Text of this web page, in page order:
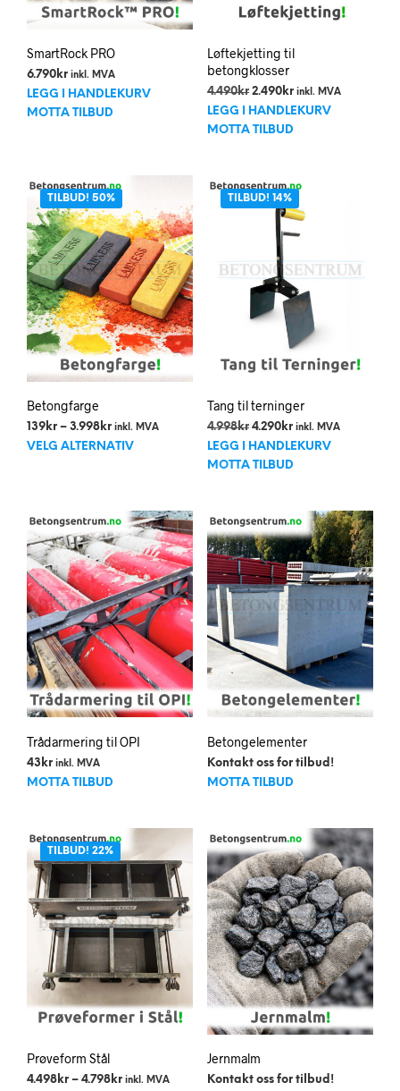
SmartRock PRO
6.790 kr inkl. MVA
LEGG I HANDLEKURV
MOTTA TILBUD
Løftekjetting til
betongklosser
4.490kr Opprinnelig
pris
var:
2.490krNåværende
pris
er:
inkl. MVA
LEGG I HANDLEKURV
MOTTA TILBUD
TILBUD! 50%
Betongfarge
139 kr – 3.998 krPrisområde:
139kr
inkl. MVA
VELG ALTERNATIV
Dette
produktet
varianter.
Alternativene
kan
velges
på
produktsiden
TILBUD! 14%
Tang til terninger
4.998kr Opprinnelig
pris
var:
4.290krNåværende
pris
er:
inkl. MVA
LEGG I HANDLEKURV
MOTTA TILBUD
Trådarmering til OPI
43 kr inkl. MVA
MOTTA TILBUD
Betongelementer
Kontakt oss for tilbud!
MOTTA TILBUD
TILBUD! 22%
Prøveform Stål
4.498 kr – 4.798 krPrisområde:
inkl. MVA
Jernmalm
Kontakt oss for tilbud!